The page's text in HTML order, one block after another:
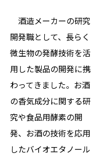
酒造メーカーの研究
開発職として、長らく
微生物の発酵技術を活
用した製品の開発に携
わってきました。お酒
の香気成分に関する研
究や食品用酵素の開
発、お酒の技術を応用
したバイオエタノール